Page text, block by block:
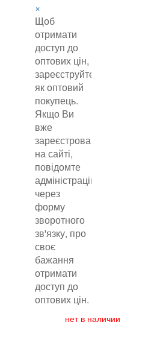
×
Щоб
отримати
доступ до
оптових цін,
зареєструйтеся
як оптовий
покупець.
Якщо Ви
вже
зареєстровані
на сайті,
повідомте
адміністрацію
через
форму
зворотного
зв'язку, про
своє
бажання
отримати
доступ до
оптових цін.
нет в наличии